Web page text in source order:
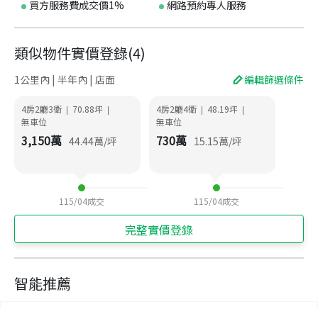
買方服務費成交價1%
網路預約專人服務
類似物件實價登錄(4)
1公里內 | 半年內 | 店面 編輯篩選條件
4房2廳3衛 | 70.88坪 |
無車位
3,150萬 44.44萬/坪
115/04成交
4房2廳4衛 | 48.19坪 |
無車位
730萬 15.15萬/坪
115/04成交
完整實價登錄
智能推薦